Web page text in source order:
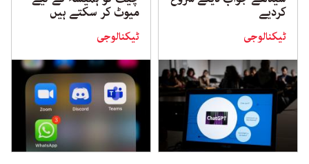
کردیے
ٹیکنالوجی
میوٹ کر سکتے ہیں
ٹیکنالوجی